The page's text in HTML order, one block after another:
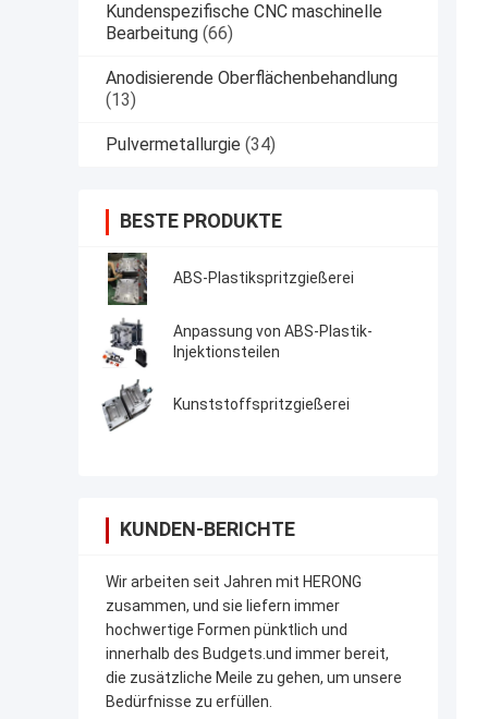
Kundenspezifische CNC maschinelle
Bearbeitung (66)
Anodisierende Oberflächenbehandlung
(13)
Pulvermetallurgie (34)
BESTE PRODUKTE
ABS-Plastikspritzgießerei
Anpassung von ABS-Plastik-
Injektionsteilen
Kunststoffspritzgießerei
KUNDEN-BERICHTE
Wir arbeiten seit Jahren mit HERONG
zusammen, und sie liefern immer
hochwertige Formen pünktlich und
innerhalb des Budgets.und immer bereit,
die zusätzliche Meile zu gehen, um unsere
Bedürfnisse zu erfüllen.